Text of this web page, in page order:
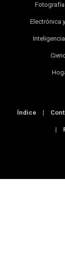
Electrónica
Índice |
|